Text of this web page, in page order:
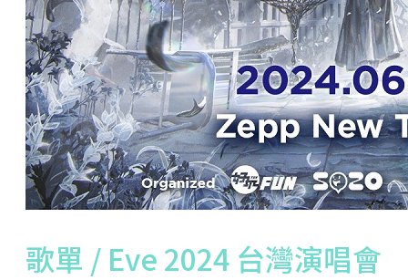
歌單 / Eve 2024 台灣演唱會